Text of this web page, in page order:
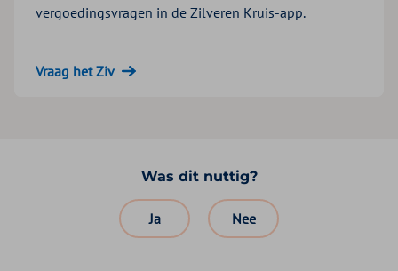
vergoedingsvragen in de Zilveren Kruis-app.
Vraag het Ziv
Was dit nuttig?
Ja Nee